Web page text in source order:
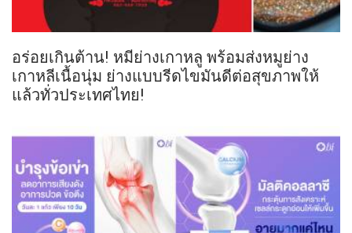
อร่อยเกินต้าน! หมีย่างเกาหลู พร้อมส่งหมูย่าง
เกาหลีเนื้อนุ่ม ย่างแบบรีดไขมันดีต่อสุขภาพให้
แล้วทั่วประเทศไทย!